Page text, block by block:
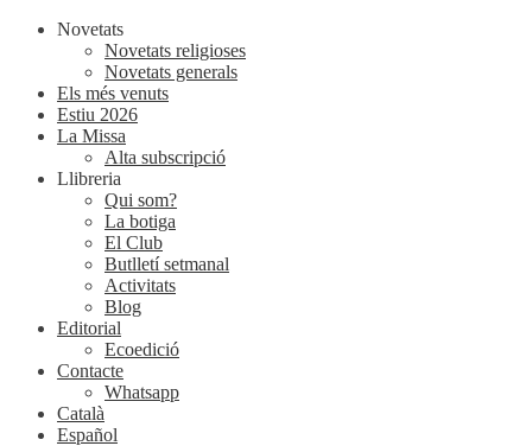
Novetats
Novetats religioses
Novetats generals
Els més venuts
Estiu 2026
La Missa
Alta subscripció
Llibreria
Qui som?
La botiga
El Club
Butlletí setmanal
Activitats
Blog
Editorial
Ecoedició
Contacte
Whatsapp
Català
Español